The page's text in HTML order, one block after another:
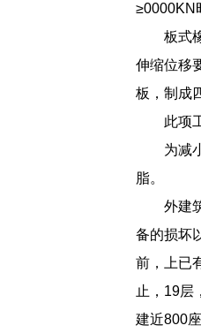
≥0000KN
板式
伸缩位移
板，制成
此项
为减
脂。
外建
备的损坏
前，上已
止，19层
建近800座